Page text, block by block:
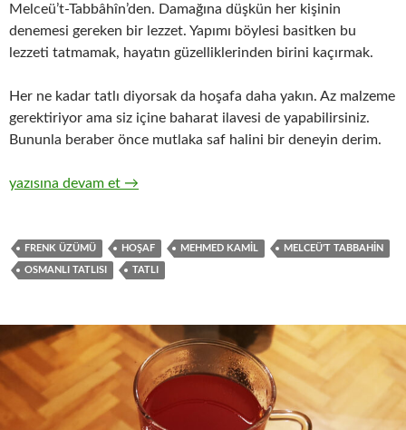
Melceü’t-Tabbâhîn’den. Damağına düşkün her kişinin
denemesi gereken bir lezzet. Yapımı böylesi basitken bu
lezzeti tatmamak, hayatın güzelliklerinden birini kaçırmak.
Her ne kadar tatlı diyorsak da hoşafa daha yakın. Az malzeme
gerektiriyor ama siz içine baharat ilavesi de yapabilirsiniz.
Bununla beraber önce mutlaka saf halini bir deneyin derim.
FRENK ÜZÜMÜ TATLISI
yazısına devam et →
FRENK ÜZÜMÜ HOŞAF MEHMED KAMIL MELCEÜ'T TABBAHIN
OSMANLI TATLISI TATLI